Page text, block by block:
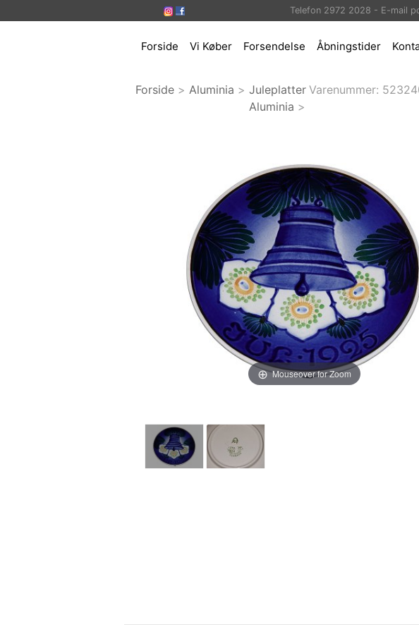
Telefon 2972 2028 - E-mail
Forside Vi Køber Forsendelse Åbningstider
Forside > Aluminia > Juleplatter
Aluminia >
Varenummer:
Mouseover for Zoom